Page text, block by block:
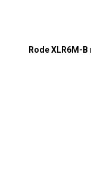
Rode XLR6M-